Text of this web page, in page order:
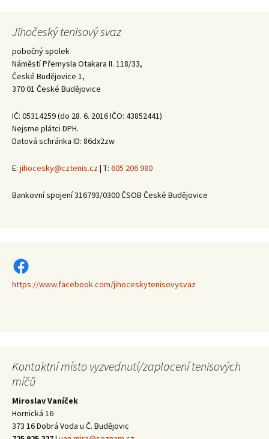
Jihočeský tenisový svaz
pobočný spolek
Náměstí Přemysla Otakara II. 118/33,
České Budějovice 1,
370 01 České Budějovice
IČ: 05314259 (do 28. 6. 2016 IČO: 43852441)
Nejsme plátci DPH.
Datová schránka ID: 86dx2zw
E: jihocesky@cztenis.cz| T: 605 206 980
Bankovní spojení 316793/0300 ČSOB České Budějovice
https://www.facebook.com/jihoceskytenisovysvaz
https://www.facebook.com/jihoceskytenisovysvaz
Kontaktní místo vyzvednutí/zaplacení tenisových
míčů
Miroslav Vaníček
Hornická 16
373 16 Dobrá Voda u Č. Budějovic